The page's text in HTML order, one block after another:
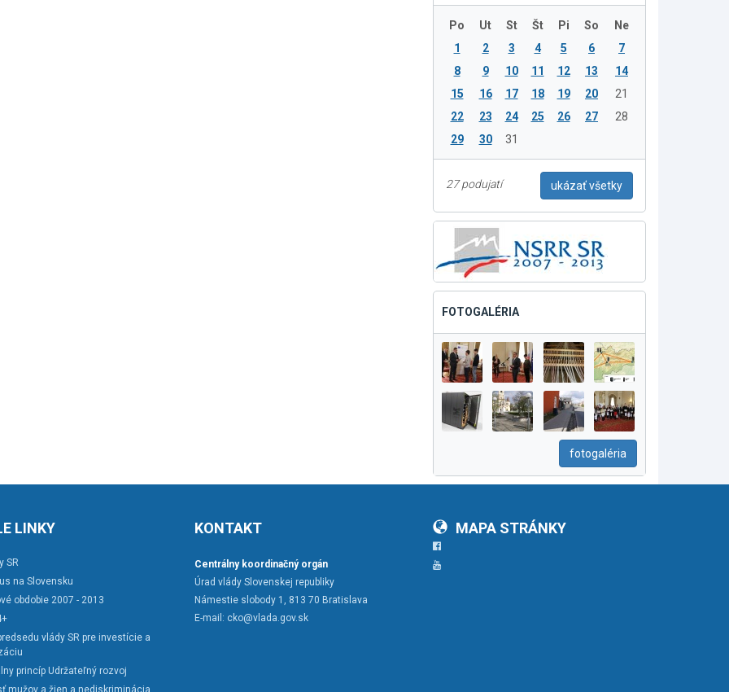
Po Ut St Št Pi So
Ne
1
2 3 4 5 6
7
8
9 10 11 12 13
14
15
16 17 18 19 20
21
22
23 24 25 26 27
28
29
30 31
27 podujatí ukázať všetky
FOTOGALÉRIA
fotogaléria
LINKY
SR
na Slovensku
obdobie 2007 - 2013
vlády SR pre investície a
princíp Udržateľný rozvoj
mužov a žien a nediskriminácia
KONTAKT
Centrálny koordinačný orgán
Úrad vlády Slovenskej republiky
Námestie slobody 1, 813 70 Bratislava
E-mail: cko@vlada.gov.sk
MAPA STRÁNKY
Facebook
YouTube